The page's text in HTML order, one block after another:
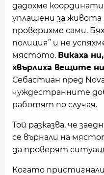
дадохме
уплашени за
проверихме сами.
полиция” и не
мястото. Викаха
хвърлиха вещите
Себастиан пред
чуждестранните
работят по случая.
Той разказва, че
се върнали на
да проверят
Когато